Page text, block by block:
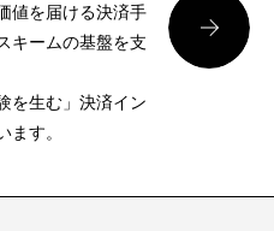
値を届ける決済手
キームの基盤を支
を生む」決済イン
ます。